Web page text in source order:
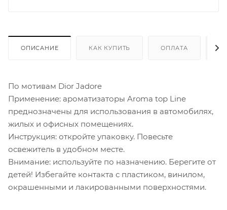
ОПИСАНИЕ КАК КУПИТЬ ОПЛАТА
По мотивам Dior Jadore
Применение: ароматизаторы Aroma top Line
преднозначены для использования в автомобилях,
жилых и офисных помещениях.
Инструкция: откройте упаковку. Повесьте
освежитель в удобном месте.
Внимание: используйте по назначению. Берегите от
детей! Избегайте контакта с пластиком, винилом,
окрашенными и лакированными поверхностями.